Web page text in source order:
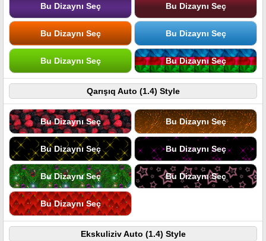
Bu Dizaynı Seç Bu Dizaynı Seç
Bu Dizaynı Seç Bu Dizaynı Seç
Bu Dizaynı Seç Bu Dizaynı Seç
Qarışıq Auto (1.4) Style
Bu Dizaynı Seç Bu Dizaynı Seç
Bu Dizaynı Seç Bu Dizaynı Seç
Bu Dizaynı Seç Bu Dizaynı Seç
Bu Dizaynı Seç
Ekskuliziv Auto (1.4) Style